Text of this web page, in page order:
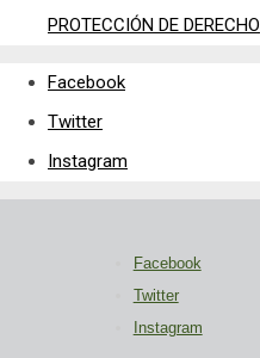
PROTECCIÓN DE DERECHO
Facebook
Twitter
Instagram
Facebook
Twitter
Instagram